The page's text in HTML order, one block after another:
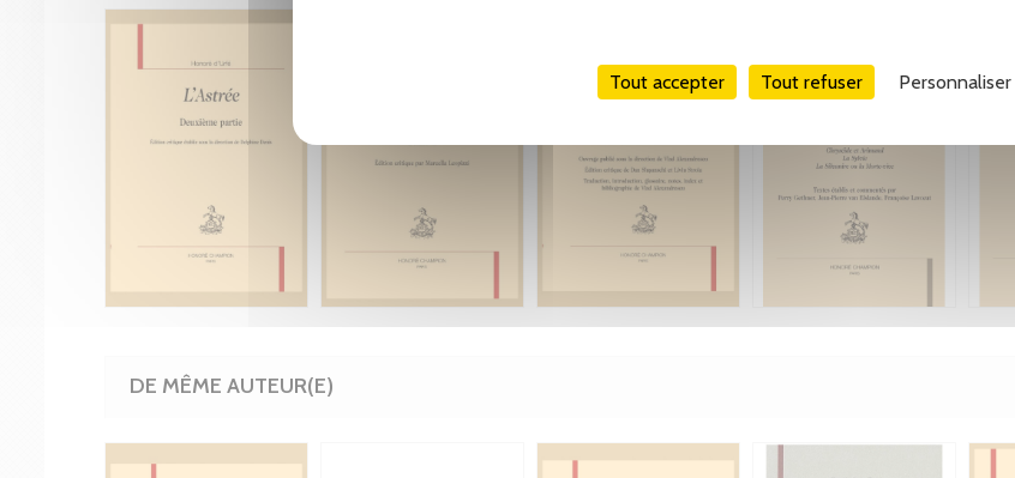
Tout accepter Tout refuser Personnaliser
DE MÊME AUTEUR(E)